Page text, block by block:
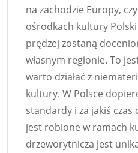
na zachodzie Europy,
ośrodkach kultury
prędzej zostaną
własnym regionie. To
warto działać z
kultury. W Polsce
standardy i za jakiś
jest robione w ramach
drzeworytnicza jest